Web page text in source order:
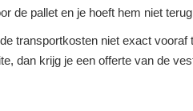
de pallet en je hoeft hem niet
transportkosten niet exact
dan krijg je een offerte van de